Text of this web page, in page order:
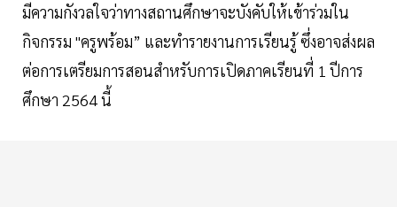
มีความกังวลใจว่าทางสถานศึกษาจะบังคับให้เข้าร่วมใน
กิจกรรม "ครูพร้อม” และทำรายงานการเรียนรู้ ซึ่งอาจส่งผล
ต่อการเตรียมการสอนสำหรับการเปิดภาคเรียนที่ 1 ปีการ
ศึกษา 2564 นี้